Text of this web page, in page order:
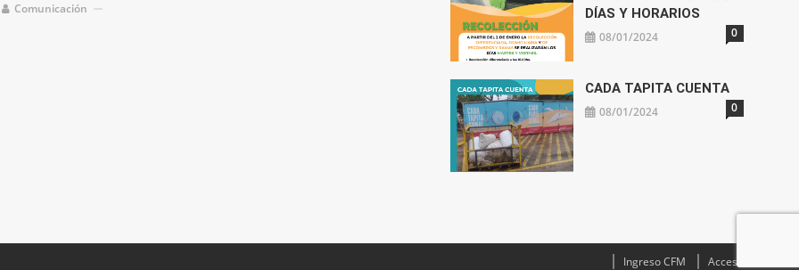
Comunicación
DÍAS Y HORARIOS
08/01/2024 0
CADA TAPITA CUENTA
08/01/2024 0
Ingreso CFM Acceso